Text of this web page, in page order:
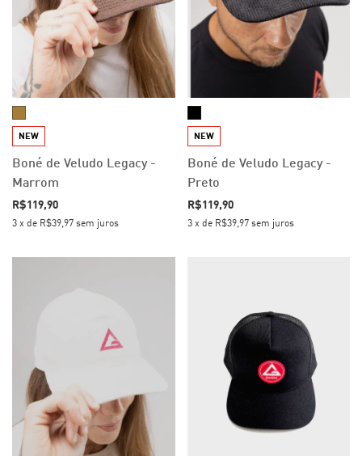
NEW
Boné de Veludo Legacy -
Marrom
R$119,90
3 x de R$39,97 sem juros
NEW
Boné de Veludo Legacy -
Preto
R$119,90
3 x de R$39,97 sem juros